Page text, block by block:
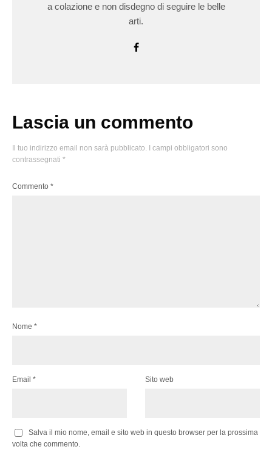
a colazione e non disdegno di seguire le belle
arti.
Lascia un commento
Il tuo indirizzo email non sarà pubblicato. I campi obbligatori sono
contrassegnati *
Commento *
Nome *
Email * Sito web
Salva il mio nome, email e sito web in questo browser per la prossima
volta che commento.